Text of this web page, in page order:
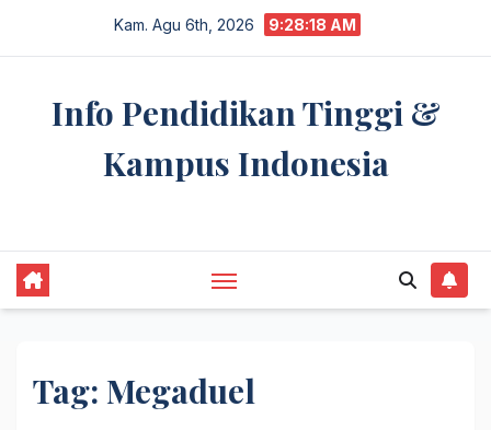
Kam. Agu 6th, 2026 9:28:18 AM
Info Pendidikan Tinggi &
Kampus Indonesia
Tag: Megaduel